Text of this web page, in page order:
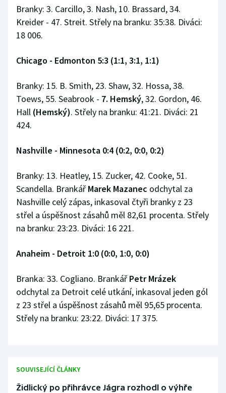
Branky: 3. Carcillo, 3. Nash, 10. Brassard, 34.
Kreider - 47. Streit. Střely na branku: 35:38. Diváci:
18 006.
Chicago - Edmonton 5:3 (1:1, 3:1, 1:1)
Branky: 15. B. Smith, 23. Shaw, 32. Hossa, 38.
Toews, 55. Seabrook - 7. Hemský, 32. Gordon, 46.
Hall (Hemský). Střely na branku: 41:21. Diváci: 21
424.
Nashville - Minnesota 0:4 (0:2, 0:0, 0:2)
Branky: 13. Heatley, 15. Zucker, 42. Cooke, 51.
Scandella. Brankář Marek Mazanec odchytal za
Nashville celý zápas, inkasoval čtyři branky z 23
střel a úspěšnost zásahů měl 82,61 procenta. Střely
na branku: 23:23. Diváci: 16 221.
Anaheim - Detroit 1:0 (0:0, 1:0, 0:0)
Branka: 33. Cogliano. Brankář Petr Mrázek
odchytal za Detroit celé utkání, inkasoval jeden gól
z 23 střel a úspěšnost zásahů měl 95,65 procenta.
Střely na branku: 23:22. Diváci: 17 375.
SOUVISEJÍCÍ ČLÁNKY
Židlický po přihrávce Jágra rozhodl o výhře